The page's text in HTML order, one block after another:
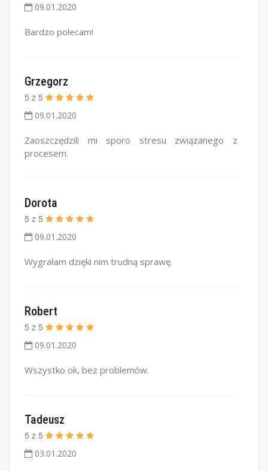
09.01.2020
Bardzo polecam!
Grzegorz
5 z 5
09.01.2020
Zaoszczędzili mi sporo stresu związanego z
procesem.
Dorota
5 z 5
09.01.2020
Wygrałam dzięki nim trudną sprawę.
Robert
5 z 5
09.01.2020
Wszystko ok, bez problemów.
Tadeusz
5 z 5
03.01.2020